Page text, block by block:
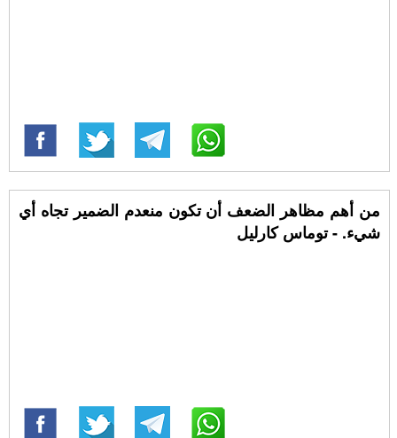
من أهم مظاهر الضعف أن تكون منعدم الضمير تجاه أي
شيء. - توماس كارليل